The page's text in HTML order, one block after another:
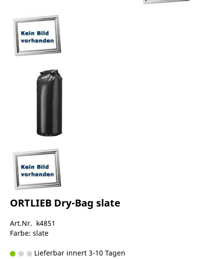
ORTLIEB Dry-Bag slate
Art.Nr. k4851
Farbe: slate
Lieferbar innert 3-10 Tagen